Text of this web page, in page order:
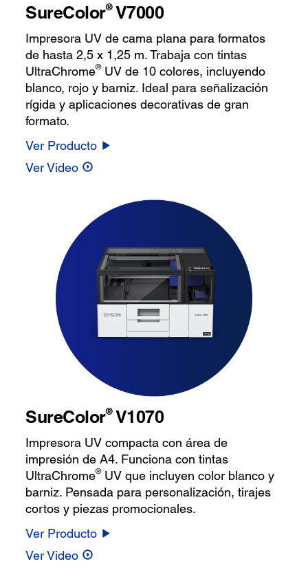
SureColor®V7000
Impresora UV de cama plana para formatos
de hasta 2,5 x 1,25 m. Trabaja con tintas
UltraChrome®UV de 10 colores, incluyendo
blanco, rojo y barniz. Ideal para señalización
rígida y aplicaciones decorativas de gran
formato.
Ver Producto
Ver Video
SureColor®V1070
Impresora UV compacta con área de
impresión de A4. Funciona con tintas
UltraChrome®UV que incluyen color blanco y
barniz. Pensada para personalización, tirajes
cortos y piezas promocionales.
Ver Producto
Ver Video